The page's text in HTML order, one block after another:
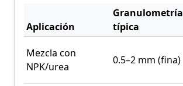
Aplicación
Granulometría
típica
Mezcla con
NPK/urea
0.5–2 mm (fina)